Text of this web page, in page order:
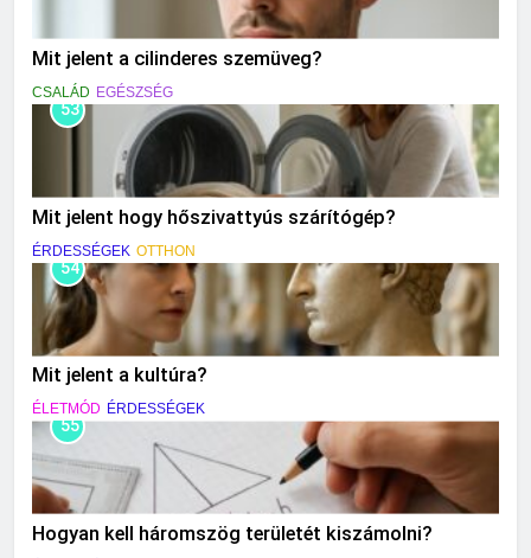
Mit jelent a cilinderes szemüveg?
CSALÁD EGÉSZSÉG
53
Mit jelent hogy hőszivattyús szárítógép?
ÉRDESSÉGEK OTTHON
54
Mit jelent a kultúra?
ÉLETMÓD ÉRDESSÉGEK
55
Hogyan kell háromszög területét kiszámolni?